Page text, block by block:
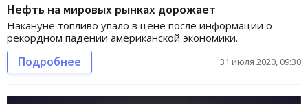
Нефть на мировых рынках дорожает
Накануне топливо упало в цене после информации о
рекордном падении американской экономики.
Подробнее 31 июля 2020, 09:30